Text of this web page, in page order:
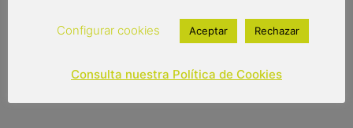
Out of stock
Configurar cookies Aceptar Rechazar
Consulta nuestra Política de Cookies